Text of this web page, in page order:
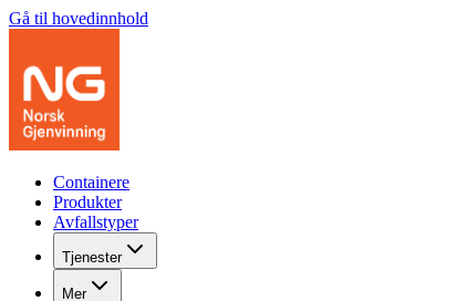
Gå til hovedinnhold
Containere
Produkter
Avfallstyper
Tjenester
Mer